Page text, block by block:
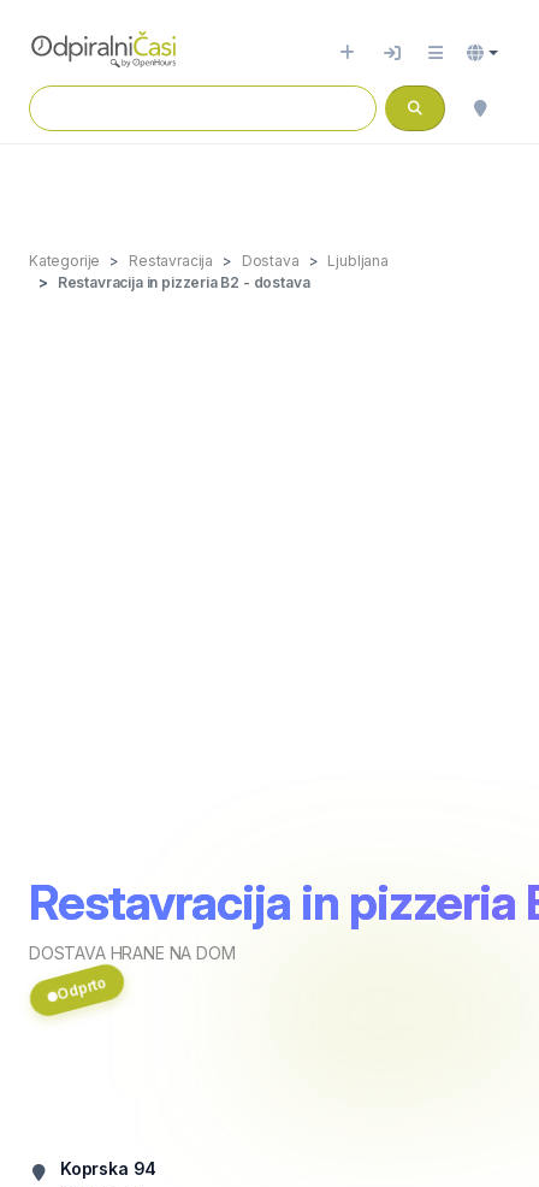
Kategorije Restavracija Dostava
Ljubljana
Restavracija in pizzeria B2 - dostava
Restavracija in pizzeria
DOSTAVA HRANE NA DOM
Odprto
Koprska 94